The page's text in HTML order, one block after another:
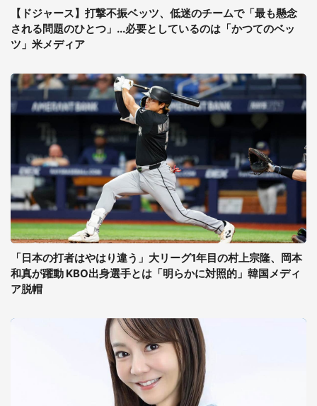
【ドジャース】打撃不振ベッツ、低迷のチームで「最も懸念
される問題のひとつ」...必要としているのは「かつてのベッ
ツ」米メディア
「日本の打者はやはり違う」大リーグ1年目の村上宗隆、岡本
和真が躍動 KBO出身選手とは「明らかに対照的」韓国メディ
ア脱帽